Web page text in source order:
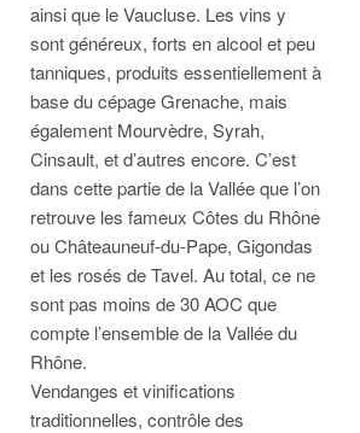
ainsi que le Vaucluse. Les vins y
sont généreux, forts en alcool et peu
tanniques, produits essentiellement à
base du cépage Grenache, mais
également Mourvèdre, Syrah,
Cinsault, et d’autres encore. C’est
dans cette partie de la Vallée que l’on
retrouve les fameux Côtes du Rhône
ou Châteauneuf-du-Pape, Gigondas
et les rosés de Tavel. Au total, ce ne
sont pas moins de 30 AOC que
compte l’ensemble de la Vallée du
Rhône.
Vendanges et vinifications
traditionnelles, contrôle des